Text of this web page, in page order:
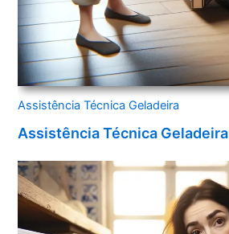
Assistência Técnica Geladeira
Assistência Técnica Geladeira